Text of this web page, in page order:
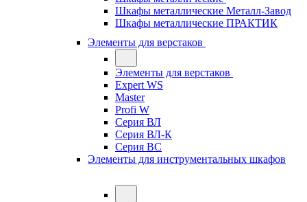
Шкафы металлические Металл-Завод
Шкафы металлические ПРАКТИК
Элементы для верстаков
Элементы для верстаков
Expert WS
Master
Profi W
Серия ВЛ
Серия ВЛ-К
Серия ВС
Элементы для инструментальных шкафов